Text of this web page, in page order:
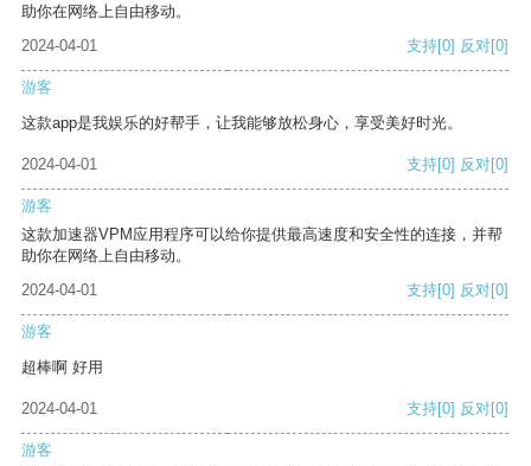
助你在网络上自由移动。
2024-04-01
支持[0] 反对[0]
游客
这款app是我娱乐的好帮手，让我能够放松身心，享受美好时光。
2024-04-01 支持[0] 反对[0]
游客
这款加速器VPM应用程序可以给你提供最高速度和安全性的连接，并帮
助你在网络上自由移动。
2024-04-01
支持[0] 反对[0]
游客
超棒啊 好用
2024-04-01 支持[0] 反对[0]
游客